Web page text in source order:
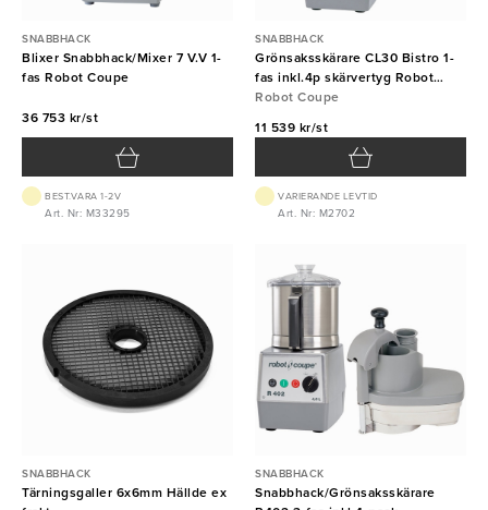
SNABBHACK
Blixer Snabbhack/Mixer 7 V.V 1-
fas Robot Coupe
36 753 kr/st
BEST.VARA 1-2V
Art. Nr: M33295
SNABBHACK
Grönsaksskärare CL30 Bistro 1-
fas inkl.4p skärvertyg Robot
Coupe
Robot Coupe
11 539 kr/st
VARIERANDE LEVTID
Art. Nr: M2702
SNABBHACK
Tärningsgaller 6x6mm Hällde ex
SNABBHACK
Snabbhack/Grönsaksskärare